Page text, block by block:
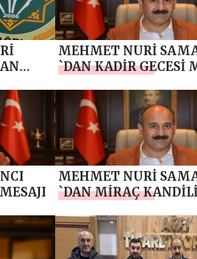
MEHMET NURİ
`DAN KADİR GECESİ
MEHMET NURİ
`DAN MİRAÇ